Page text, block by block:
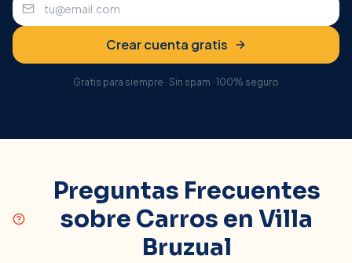
Crear cuenta gratis
Gratis para siempre · Sin spam · 100% seguro
Preguntas Frecuentes
sobre Carros enVilla
Bruzual